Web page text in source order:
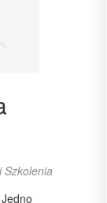
Szkolenia